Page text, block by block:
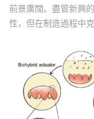
前景廣闊。盡管新興
性，但在制造過程中
Stevens教授團隊開
發形狀變形并提供遠
壁結構的3D軟生物支
formation of 3D
Advances上。本研究